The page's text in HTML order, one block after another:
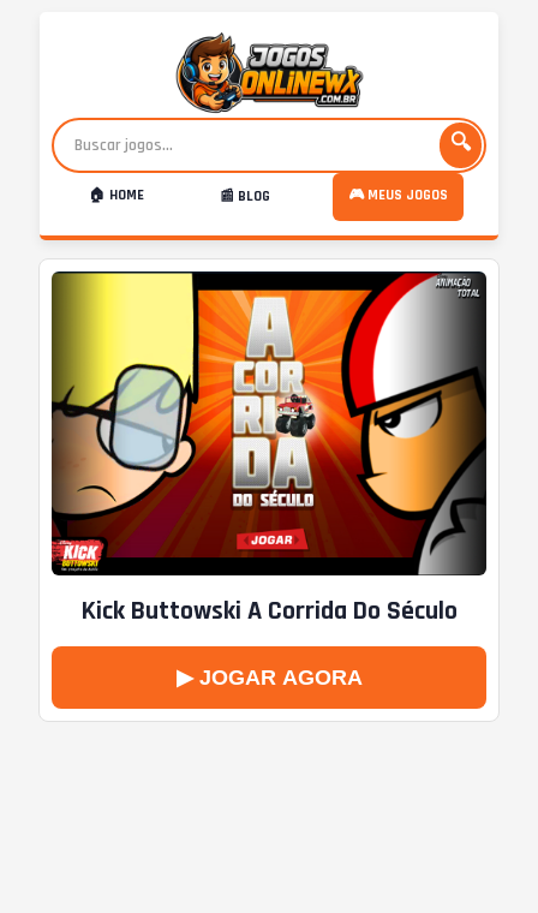
🔍
🏠 HOME 📰 BLOG 🎮 MEUS JOGOS
Kick Buttowski A Corrida Do Século
▶ JOGAR AGORA